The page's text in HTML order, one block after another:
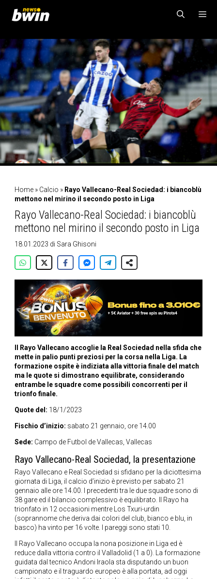
contenuto
MENU
Home » Calcio » Rayo Vallecano-Real Sociedad: i biancoblù
mettono nel mirino il secondo posto in Liga
Rayo Vallecano-Real Sociedad: i biancoblù
mettono nel mirino il secondo posto in Liga
18.01.2023 di Sara Ghisoni
Il Rayo Vallecano accoglie la Real Sociedad nella sfida che
mette in palio punti preziosi per la corsa nella Liga. La
formazione ospite è indiziata alla vittoria finale del match
ma le quote si dimostrano equilibrate, considerando
entrambe le squadre come possibili concorrenti per il
trionfo finale.
Quote del: 18/1/2023
Fischio d’inizio: sabato 21 gennaio, ore 14.00
Sede: Campo de Futbol de Vallecas, Vallecas
Rayo Vallecano-Real Sociedad, la presentazione
Rayo Vallecano e Real Sociedad si sfidano per la diciottesima
giornata di Liga, il calcio d’inizio è previsto per sabato 21
gennaio alle ore 14.00. I precedenti tra le due squadre sono di
38 gare ed il bilancio complessivo è equilibrato. Il Rayo ha
trionfato in 12 occasioni mentre Los Txuri-urdin
(soprannome che deriva dai colori del club, bianco e blu, in
basco) ha vinto per 16 volte. I pareggi sono stati 10.
Il Rayo Vallecano occupa la nona posizione in Liga ed è
reduce dalla vittoria contro il Valladolid (1 a 0). La formazione
guidata dal tecnico Andoni Iraola sta disputando un buon
campionato e il traguardo europeo è alla portata, ad oggi